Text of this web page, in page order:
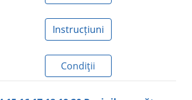
Instrucțiuni
Condiţii